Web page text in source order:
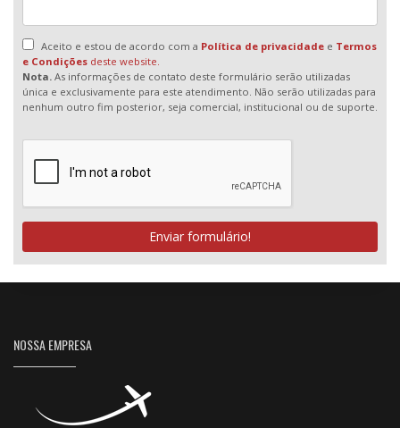
Aceito e estou de acordo com a Política de privacidadee Termos
e Condições deste website.
Nota. As informações de contato deste formulário serão utilizadas
única e exclusivamente para este atendimento. Não serão utilizadas para
nenhum outro fim posterior, seja comercial, institucional ou de suporte.
Enviar formulário!
NOSSA EMPRESA